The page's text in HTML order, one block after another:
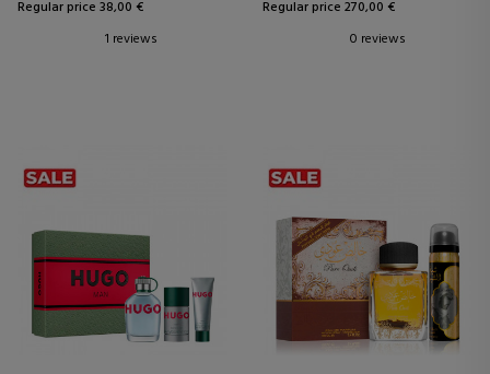
Regular price 38,00 €
1 reviews
Regular price 270,00 €
0 reviews